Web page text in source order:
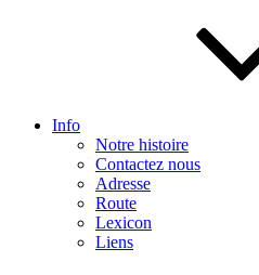
Info
Notre histoire
Contactez nous
Adresse
Route
Lexicon
Liens